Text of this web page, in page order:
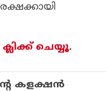
ചെയ്യൂ.
കളക്ഷന്‍